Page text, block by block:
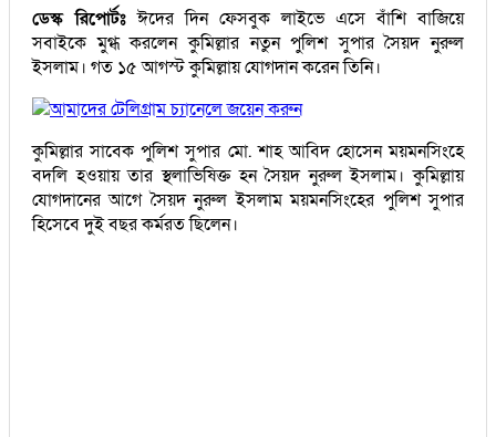
ডেস্ক রিপোর্টঃ ঈদের দিন ফেসবুক লাইভে এসে বাঁশি বাজিয়ে
সবাইকে মুগ্ধ করলেন কুমিল্লার নতুন পুলিশ সুপার সৈয়দ নুরুল
ইসলাম। গত ১৫ আগস্ট কুমিল্লায় যোগদান করেন তিনি।
আমাদের টেলিগ্রাম চ্যানেলে জয়েন করুন
কুমিল্লার সাবেক পুলিশ সুপার মো. শাহ আবিদ হোসেন ময়মনসিংহে
বদলি হওয়ায় তার স্থলাভিষিক্ত হন সৈয়দ নুরুল ইসলাম। কুমিল্লায়
যোগদানের আগে সৈয়দ নুরুল ইসলাম ময়মনসিংহের পুলিশ সুপার
হিসেবে দুই বছর কর্মরত ছিলেন।